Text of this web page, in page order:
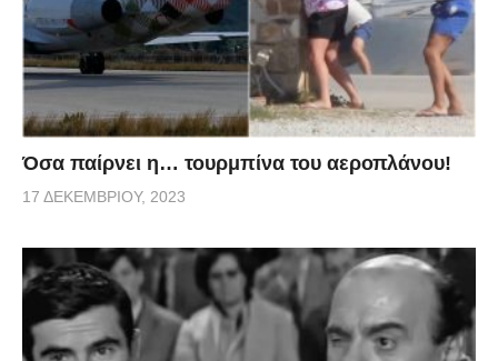
Όσα παίρνει η… τουρμπίνα του αεροπλάνου!
17 ΔΕΚΕΜΒΡΊΟΥ, 2023